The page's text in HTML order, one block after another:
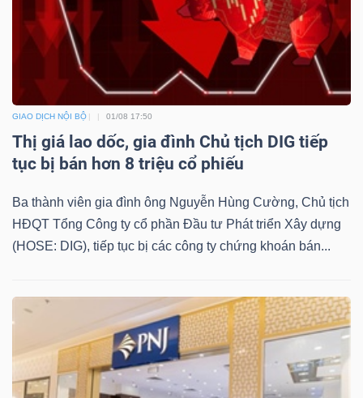
GIAO DỊCH NỘI BỘ 01/08 17:50
Thị giá lao dốc, gia đình Chủ tịch DIG tiếp
tục bị bán hơn 8 triệu cổ phiếu
Ba thành viên gia đình ông Nguyễn Hùng Cường, Chủ tịch
HĐQT Tổng Công ty cổ phần Đầu tư Phát triển Xây dựng
(HOSE: DIG), tiếp tục bị các công ty chứng khoán bán...